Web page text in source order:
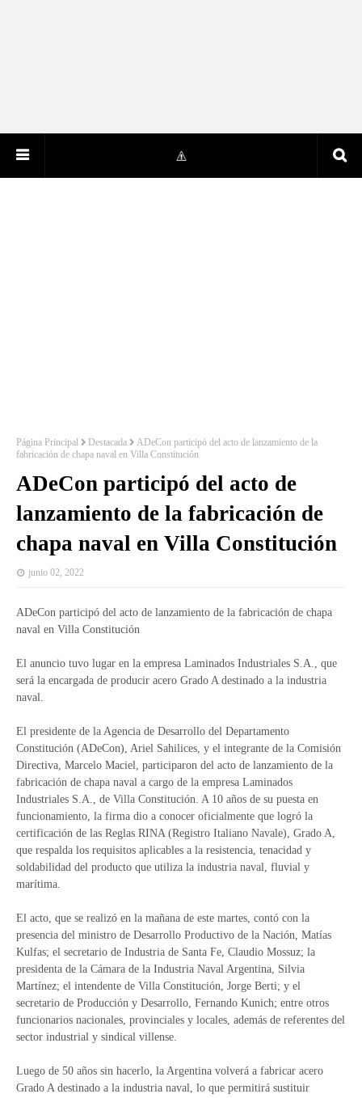
Página Principal Destacada
ADeCon participó del acto de lanzamiento de la
fabricación de chapa naval en Villa Constitución
ADeCon participó del acto de
lanzamiento de la fabricación de
chapa naval en Villa Constitución
junio 02, 2022
ADeCon participó del acto de lanzamiento de la fabricación de chapa
naval en Villa Constitución
El anuncio tuvo lugar en la empresa Laminados Industriales S.A., que
será la encargada de producir acero Grado A destinado a la industria
naval.
El presidente de la Agencia de Desarrollo del Departamento
Constitución (ADeCon), Ariel Sahilices, y el integrante de la Comisión
Directiva, Marcelo Maciel, participaron del acto de lanzamiento de la
fabricación de chapa naval a cargo de la empresa Laminados
Industriales S.A., de Villa Constitución. A 10 años de su puesta en
funcionamiento, la firma dio a conocer oficialmente que logró la
certificación de las Reglas RINA (Registro Italiano Navale), Grado A,
que respalda los requisitos aplicables a la resistencia, tenacidad y
soldabilidad del producto que utiliza la industria naval, fluvial y
marítima.
El acto, que se realizó en la mañana de este martes, contó con la
presencia del ministro de Desarrollo Productivo de la Nación, Matías
Kulfas; el secretario de Industria de Santa Fe, Claudio Mossuz; la
presidenta de la Cámara de la Industria Naval Argentina, Silvia
Martínez; el intendente de Villa Constitución, Jorge Berti; y el
secretario de Producción y Desarrollo, Fernando Kunich; entre otros
funcionarios nacionales, provinciales y locales, además de referentes del
sector industrial y sindical villense.
Luego de 50 años sin hacerlo, la Argentina volverá a fabricar acero
Grado A destinado a la industria naval, lo que permitirá sustituir